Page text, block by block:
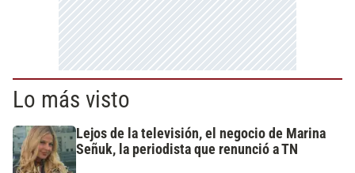
Lo más visto
Lejos de la televisión, el negocio de Marina
Señuk, la periodista que renunció a TN